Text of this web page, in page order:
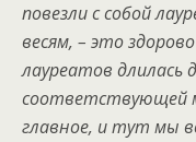
повезли с собой
весям, – это
лауреатов длилась
соответствующей
главное, и тут мы